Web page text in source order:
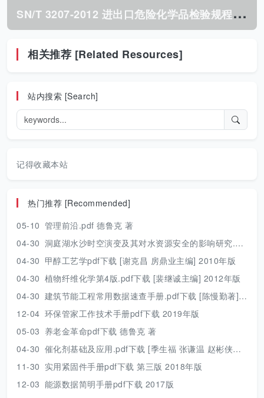
S
N/T 3207-2012 进出口危险化学品检验规程 低闪点易燃液体 基本要求.pdf
相关推荐 [Related Resources]
站内搜索 [Search]
记得收藏本站
热门推荐 [Recommended]
05-10 管理前沿.pdf 德鲁克 著
04-30 洞庭湖水沙时空演变及其对水资源安全的影响研究.pdf 胡光伟 著 2017年版
04-30 甲醇工艺学pdf下载 [谢克昌 房鼎业主编] 2010年版
04-30 植物纤维化学第4版.pdf下载 [裴继诚主编] 2012年版
04-30 建筑节能工程常用数据速查手册.pdf下载 [陈慢勤著] 2010年版
12-04 环保管家工作技术手册pdf下载 2019年版
05-03 养老金革命pdf下载 德鲁克 著
04-30 催化剂基础及应用.pdf下载 [季生福 张谦温 赵彬侠编] 2011年版
11-30 实用紧固件手册pdf下载 第三版 2018年版
12-03 能源数据简明手册pdf下载 2017版